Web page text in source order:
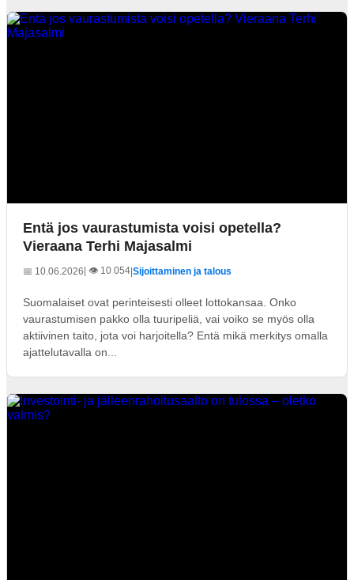
Entä jos vaurastumista voisi opetella?
Vieraana Terhi Majasalmi
📅 10.06.2026| 👁️ 10 054 Sijoittaminen ja talous
Suomalaiset ovat perinteisesti olleet lottokansaa. Onko
vaurastumisen pakko olla tuuripeliä, vai voiko se myös olla
aktiivinen taito, jota voi harjoitella? Entä mikä merkitys omalla
ajattelutavalla on...